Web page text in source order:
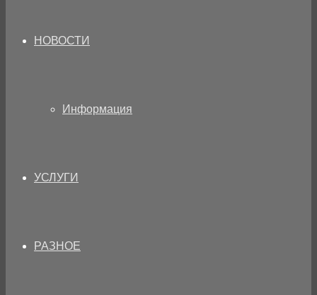
НОВОСТИ
Информация
УСЛУГИ
РАЗНОЕ